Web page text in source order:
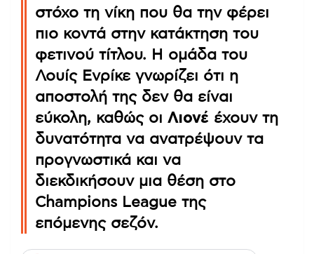
στόχο τη νίκη που θα την φέρει
πιο κοντά στην κατάκτηση του
φετινού τίτλου. Η ομάδα του
Λουίς Ενρίκε γνωρίζει ότι η
αποστολή της δεν θα είναι
εύκολη, καθώς οι Λιονέ έχουν τη
δυνατότητα να ανατρέψουν τα
προγνωστικά και να
διεκδικήσουν μια θέση στο
Champions League της
επόμενης σεζόν.